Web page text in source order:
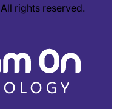
rights reserved.